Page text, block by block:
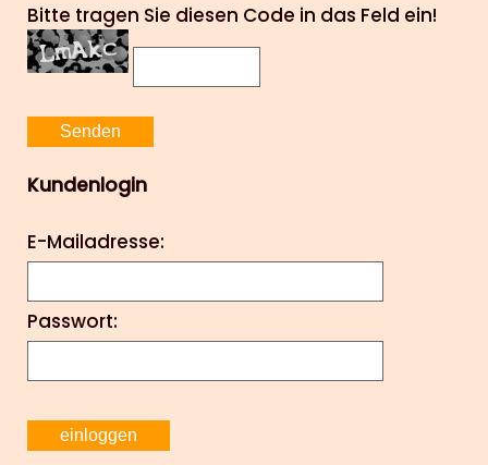
Bitte tragen Sie diesen Code in das Feld ein!
Kundenlogin
E-Mailadresse:
Passwort: